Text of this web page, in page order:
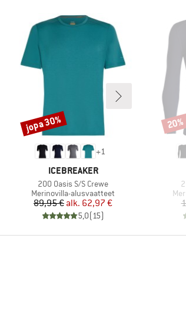
+1
MERKKI
ICEBREAKER
Tuote
200 Oasis S/S Crewe
Tuoteryhmä
Merinovilla-alusvaatteet
Hinta
89,95 € Alennettu hinta
alk. 62,97 €
5,0(15)
Alennus
jopa 30% 20%